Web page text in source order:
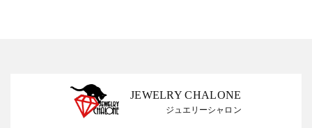
JEWELRY CHALONE
ジュエリーシャロン